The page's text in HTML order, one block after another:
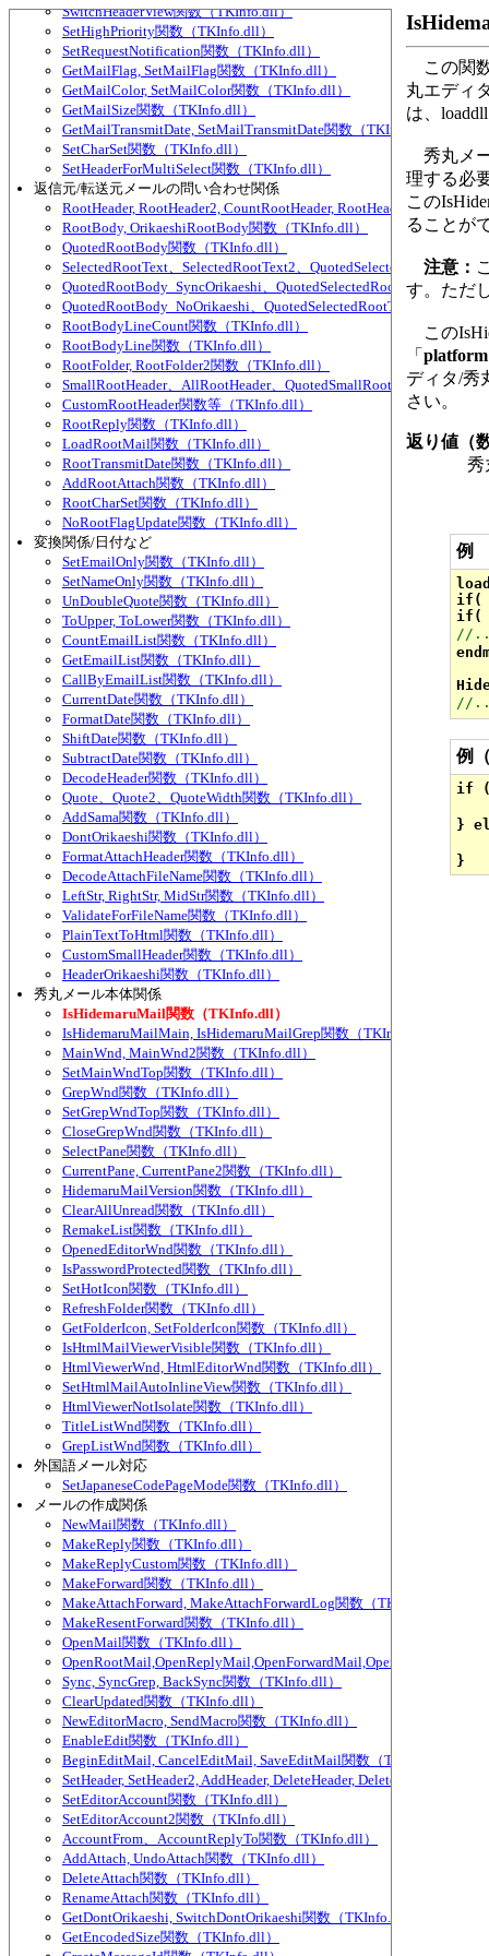
SwitchHeaderView関数（TKInfo.dll）
SetHighPriority関数（TKInfo.dll）
SetRequestNotification関数（TKInfo.dll）
GetMailFlag, SetMailFlag関数（TKInfo.dll）
GetMailColor, SetMailColor関数（TKInfo.dll）
GetMailSize関数（TKInfo.dll）
GetMailTransmitDate, SetMailTransmitDate関数（TKInfo.dll）
SetCharSet関数（TKInfo.dll）
SetHeaderForMultiSelect関数（TKInfo.dll）
返信元/転送元メールの問い合わせ関係
RootHeader, RootHeader2, CountRootHeader, RootHeaderUnited関数
RootBody, OrikaeshiRootBody関数（TKInfo.dll）
QuotedRootBody関数（TKInfo.dll）
SelectedRootText、SelectedRootText2、QuotedSelectedRootText、
QuotedRootBody_SyncOrikaeshi、
QuotedRootBody_NoOrikaeshi、
RootBodyLineCount関数（TKInfo.dll）
RootBodyLine関数（TKInfo.dll）
RootFolder, RootFolder2関数（TKInfo.dll）
SmallRootHeader、AllRootHeader、QuotedSmallRootHeader、
CustomRootHeader関数等（TKInfo.dll）
RootReply関数（TKInfo.dll）
LoadRootMail関数（TKInfo.dll）
RootTransmitDate関数（TKInfo.dll）
AddRootAttach関数（TKInfo.dll）
RootCharSet関数（TKInfo.dll）
NoRootFlagUpdate関数（TKInfo.dll）
変換関係/日付など
SetEmailOnly関数（TKInfo.dll）
SetNameOnly関数（TKInfo.dll）
UnDoubleQuote関数（TKInfo.dll）
ToUpper, ToLower関数（TKInfo.dll）
CountEmailList関数（TKInfo.dll）
GetEmailList関数（TKInfo.dll）
CallByEmailList関数（TKInfo.dll）
CurrentDate関数（TKInfo.dll）
FormatDate関数（TKInfo.dll）
ShiftDate関数（TKInfo.dll）
SubtractDate関数（TKInfo.dll）
DecodeHeader関数（TKInfo.dll）
Quote、Quote2、QuoteWidth関数（TKInfo.dll）
AddSama関数（TKInfo.dll）
DontOrikaeshi関数（TKInfo.dll）
FormatAttachHeader関数（TKInfo.dll）
DecodeAttachFileName関数（TKInfo.dll）
LeftStr, RightStr, MidStr関数（TKInfo.dll）
ValidateForFileName関数（TKInfo.dll）
PlainTextToHtml関数（TKInfo.dll）
CustomSmallHeader関数（TKInfo.dll）
HeaderOrikaeshi関数（TKInfo.dll）
秀丸メール本体関係
IsHidemaruMail関数（TKInfo.dll）
IsHidemaruMailMain, IsHidemaruMailGrep関数（TKInfo.dll）
MainWnd, MainWnd2関数（TKInfo.dll）
SetMainWndTop関数（TKInfo.dll）
GrepWnd関数（TKInfo.dll）
SetGrepWndTop関数（TKInfo.dll）
CloseGrepWnd関数（TKInfo.dll）
SelectPane関数（TKInfo.dll）
CurrentPane, CurrentPane2関数（TKInfo.dll）
HidemaruMailVersion関数（TKInfo.dll）
ClearAllUnread関数（TKInfo.dll）
RemakeList関数（TKInfo.dll）
OpenedEditorWnd関数（TKInfo.dll）
IsPasswordProtected関数（TKInfo.dll）
SetHotIcon関数（TKInfo.dll）
RefreshFolder関数（TKInfo.dll）
GetFolderIcon, SetFolderIcon関数（TKInfo.dll）
IsHtmlMailViewerVisible関数（TKInfo.dll）
HtmlViewerWnd, HtmlEditorWnd関数（TKInfo.dll）
SetHtmlMailAutoInlineView関数（TKInfo.dll）
HtmlViewerNotIsolate関数（TKInfo.dll）
TitleListWnd関数（TKInfo.dll）
GrepListWnd関数（TKInfo.dll）
外国語メール対応
SetJapaneseCodePageMode関数（TKInfo.dll）
メールの作成関係
NewMail関数（TKInfo.dll）
MakeReply関数（TKInfo.dll）
MakeReplyCustom関数（TKInfo.dll）
MakeForward関数（TKInfo.dll）
MakeAttachForward, MakeAttachForwardLog関数（TKInfo.dll）
MakeResentForward関数（TKInfo.dll）
OpenMail関数（TKInfo.dll）
OpenRootMail,OpenReplyMail,OpenForwardMail,OpenLog関数（
Sync, SyncGrep, BackSync関数（TKInfo.dll）
ClearUpdated関数（TKInfo.dll）
NewEditorMacro, SendMacro関数（TKInfo.dll）
EnableEdit関数（TKInfo.dll）
BeginEditMail, CancelEditMail, SaveEditMail関数（TKInfo.dll）
SetHeader, SetHeader2, AddHeader, DeleteHeader, DeleteHeader2,
SetEditorAccount関数（TKInfo.dll）
SetEditorAccount2関数（TKInfo.dll）
AccountFrom、AccountReplyTo関数（TKInfo.dll）
AddAttach, UndoAttach関数（TKInfo.dll）
DeleteAttach関数（TKInfo.dll）
RenameAttach関数（TKInfo.dll）
GetDontOrikaeshi, SwitchDontOrikaeshi関数（TKInfo.dll）
GetEncodedSize関数（TKInfo.dll）
この関
丸エディ
は、
秀丸メ
理する必
この
ることが
注意：
す。ただ
この
「platform
ディタ/秀
さい。
返り値（
秀
例
if( !
//...
//...
例
if (
}